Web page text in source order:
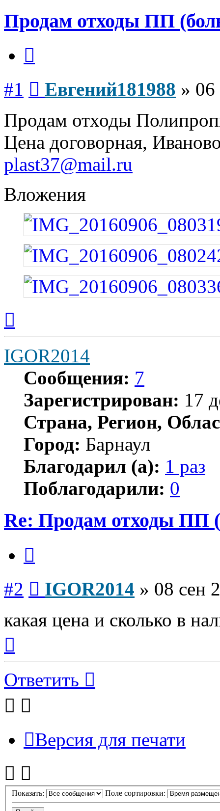
Продам отходы ПП
#1 Евгений181988 » 06
Продам отходы
Цена договорная,
plast37@mail.ru
Вложения
началу
IGOR2014
Сообщения: 7
Зарегистрирован: 17
Страна, Регион,
Город: Барнаул
Благодарил (а): 1 раз
Поблагодарили: 0
Re: Продам отходы ПП
#2 IGOR2014 » 08 сен
какая цена и сколько в
началу
Ответить
Версия для печати
Показать: Поле сортировки: